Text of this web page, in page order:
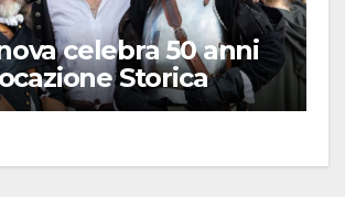
celebra 50 anni
Storica